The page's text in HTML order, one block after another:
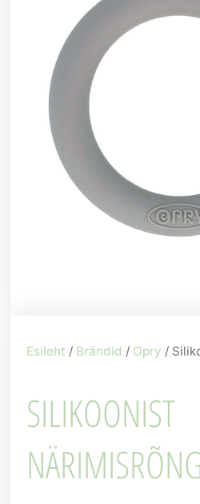
Esileht / Brändid / Opry /
SILIKOONIST